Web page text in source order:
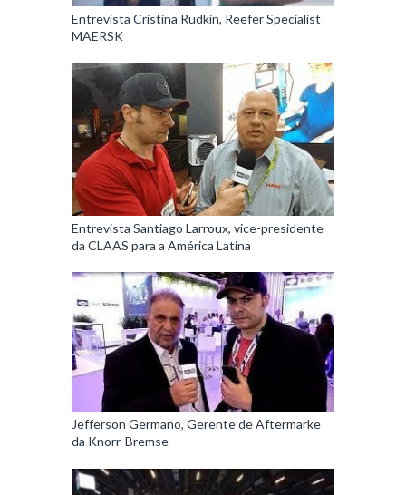
Entrevista Cristina Rudkin, Reefer Specialist
MAERSK
Entrevista Santiago Larroux, vice-presidente
da CLAAS para a América Latina
Jefferson Germano, Gerente de Aftermarke
da Knorr-Bremse